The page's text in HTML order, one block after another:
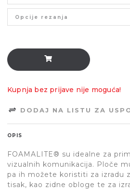
Opcije rezanja
Kupnja bez prijave nije moguća!
DODAJ NA LISTU ZA
OPIS
FOAMALITE® su idealne za
vizualnih komunikacija. Ploče
pa ih možete koristiti za izradu
tisak, kao zidne obloge te za